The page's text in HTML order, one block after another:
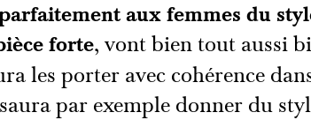
aux femmes du
forte, vont bien tout aussi
les porter avec cohérence
par exemple donner du